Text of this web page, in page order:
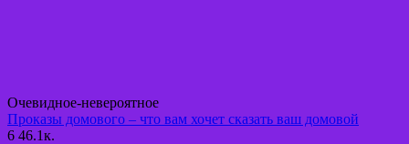
Очевидное-невероятное
Проказы домового – что вам хочет сказать ваш домовой
6 46.1к.